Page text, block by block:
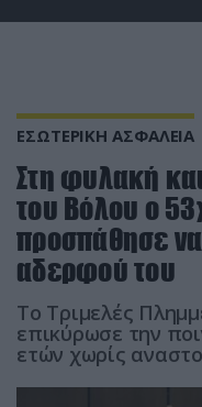
ΕΣΩΤΕΡΙΚΗ ΑΣΦΑΛΕΙΑ
Στη φυλακή
του Βόλου ο
προσπάθησε να
αδερφού του
Το Τριμελές
επικύρωσε την
ετών χωρίς